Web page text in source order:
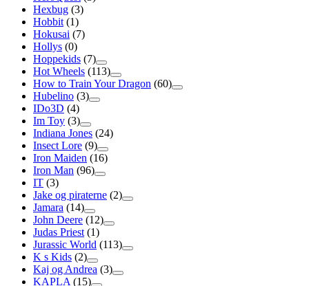
Hexbug (3)
Hobbit (1)
Hokusai (7)
Hollys (0)
Hoppekids (7)
Hot Wheels (113)
How to Train Your Dragon (60)
Hubelino (3)
IDo3D (4)
Im Toy (3)
Indiana Jones (24)
Insect Lore (9)
Iron Maiden (16)
Iron Man (96)
IT (3)
Jake og piraterne (2)
Jamara (14)
John Deere (12)
Judas Priest (1)
Jurassic World (113)
K s Kids (2)
Kaj og Andrea (3)
KAPLA (15)